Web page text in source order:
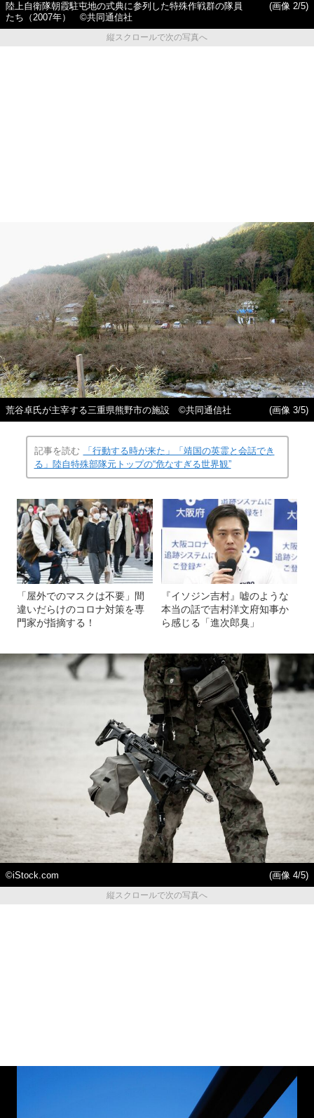
陸上自衛隊朝霞駐屯地の式典に参列した特殊作戦群の隊員
たち（2007年） ©共同通信社
(画像 2/5)
縦スクロールで次の写真へ
荒谷卓氏が主宰する三重県熊野市の施設 ©共同通信社 (画像 3/5)
記事を読む
「行動する時が来た」「靖国の英霊と会話でき
る」陸自特殊部隊元トップの“危なすぎる世界観”
「屋外でのマスクは不要」間
違いだらけのコロナ対策を専
門家が指摘する！
『イソジン吉村』嘘のような
本当の話で吉村洋文府知事か
ら感じる「進次郎臭」
©️iStock.com
(画像 4/5)
縦スクロールで次の写真へ